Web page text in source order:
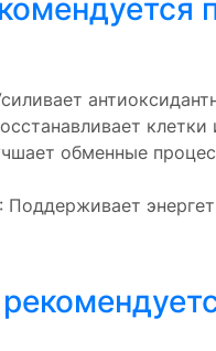
обменные
Поддерживает